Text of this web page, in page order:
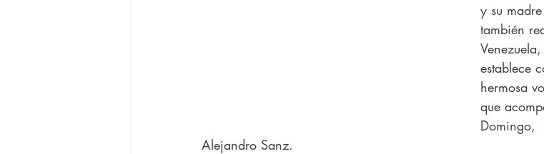
y su
también
establece
hermosa
que
Domingo,
Alejandro Sanz.